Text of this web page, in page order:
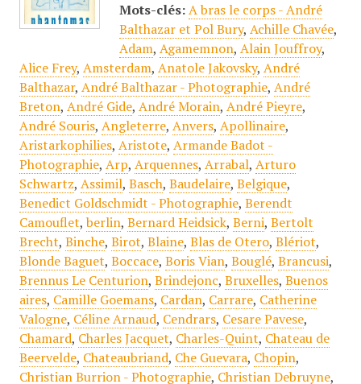
Mots-clés: A bras le corps - André
Balthazar et Pol Bury, Achille Chavée,
Adam, Agamemnon, Alain Jouffroy,
Alice Frey, Amsterdam, Anatole Jakovsky, André
Balthazar, André Balthazar - Photographie, André
Breton, André Gide, André Morain, André Pieyre,
André Souris, Angleterre, Anvers, Apollinaire,
Aristarkophilies, Aristote, Armande Badot -
Photographie, Arp, Arquennes, Arrabal, Arturo
Schwartz, Assimil, Basch, Baudelaire, Belgique,
Benedict Goldschmidt - Photographie, Berendt
Camouflet,berlin, Bernard Heidsick, Berni, Bertolt
Brecht, Binche, Birot, Blaine, Blas de Otero, Blériot,
Blonde Baguet, Boccace, Boris Vian, Bouglé, Brancusi,
Brennus Le Centurion, Brindejonc, Bruxelles, Buenos
aires, Camille Goemans, Cardan, Carrare, Catherine
Valogne, Céline Arnaud, Cendrars, Cesare Pavese,
Chamard, Charles Jacquet, Charles-Quint, Chateau de
Beervelde, Chateaubriand, Che Guevara, Chopin,
Christian Burrion - Photographie, Christian Debruyne,